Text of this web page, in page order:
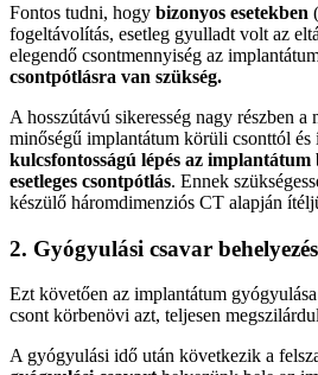
Fontos tudni, hogy bizonyos esetekben
fogeltávolítás, esetleg gyulladt volt az
elegendő csontmennyiség az
csontpótlásra van szükség.
A hosszútávú sikeresség nagy részben a
minőségű implantátum körüli csonttól
kulcsfontosságú lépés az implantátum
esetleges csontpótlás. Ennek
készülő háromdimenziós CT alapján
2. Gyógyulási csavar
Ezt követően az implantátum
csont körbenövi azt, teljesen
A gyógyulási idő után következik a